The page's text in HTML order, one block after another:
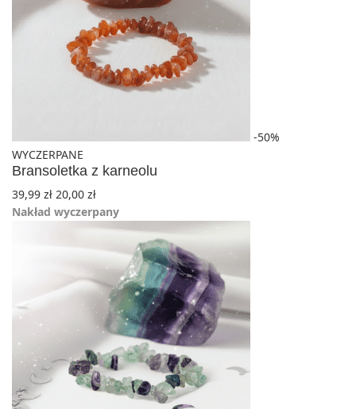
-50%
WYCZERPANE
Bransoletka z karneolu
39,99 zł 20,00 zł
Nakład wyczerpany